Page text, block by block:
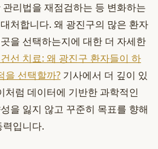
리법을 재점검하는 등 변화하는
처합니다. 왜 광진구의 많은 환자
을 선택하는지에 대한 더 자세한
선 치료: 왜 광진구 환자들이 하
을 선택할까? 기사에서 더 깊이 있
처럼 데이터에 기반한 과학적인
을 잃지 않고 꾸준히 목표를 향해
입니다.